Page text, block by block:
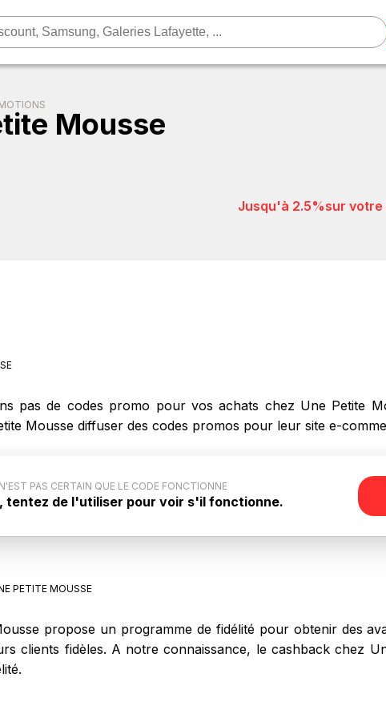
Mousse
jusqu'à 2.5%sur
pas de codes promo pour vos achats chez Une Petite
Mousse diffuser des codes promos pour leur site e-
PAS CERTAIN QUE LE CODE FONCTIONNE
tentez de l'utiliser pour voir s'il fonctionne.
communiqué par le site internet. Aussi, il est possible
PETITE MOUSSE
propose un programme de fidélité pour obtenir des
clients fidèles. A notre connaissance, le cashback chez